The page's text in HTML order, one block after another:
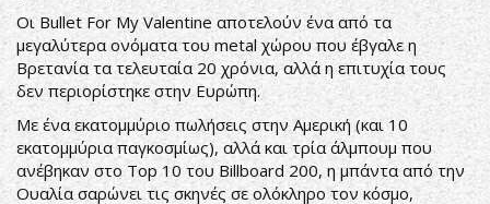
Οι Bullet For My Valentine αποτελούν ένα από τα
μεγαλύτερα ονόματα του metal χώρου που έβγαλε η
Βρετανία τα τελευταία 20 χρόνια, αλλά η επιτυχία τους
δεν περιορίστηκε στην Ευρώπη.
Με ένα εκατομμύριο πωλήσεις στην Αμερική (και 10
εκατομμύρια παγκοσμίως), αλλά και τρία άλμπουμ που
ανέβηκαν στο Top 10 του Billboard 200, η μπάντα από την
Ουαλία σαρώνει τις σκηνές σε ολόκληρο τον κόσμο,